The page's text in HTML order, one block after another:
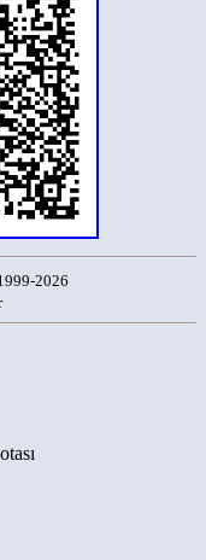
2026